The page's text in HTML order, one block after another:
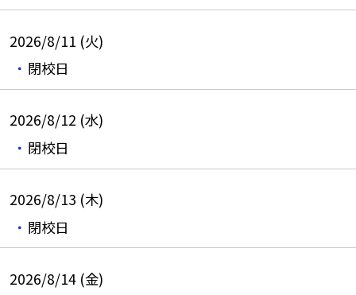
2026/8/11 (火)
閉校日
2026/8/12 (水)
閉校日
2026/8/13 (木)
閉校日
2026/8/14 (金)